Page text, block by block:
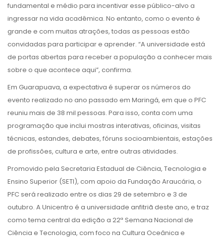
fundamental e médio para incentivar esse público-alvo a
ingressar na vida acadêmica. No entanto, como o evento é
grande e com muitas atrações, todas as pessoas estão
convidadas para participar e aprender. “A universidade está
de portas abertas para receber a população a conhecer mais
sobre o que acontece aqui”, confirma.
Em Guarapuava, a expectativa é superar os números do
evento realizado no ano passado em Maringá, em que o PFC
reuniu mais de 38 mil pessoas. Para isso, conta com uma
programação que inclui mostras interativas, oficinas, visitas
técnicas, estandes, debates, fóruns socioambientais, estações
de profissões, cultura e arte, entre outras atividades.
Promovido pela Secretaria Estadual de Ciência, Tecnologia e
Ensino Superior (SETI), com apoio da Fundação Araucária, o
PFC será realizado entre os dias 29 de setembro e 3 de
outubro. A Unicentro é a universidade anfitriã deste ano, e traz
como tema central da edição a 22ª Semana Nacional de
Ciência e Tecnologia, com foco na Cultura Oceânica e